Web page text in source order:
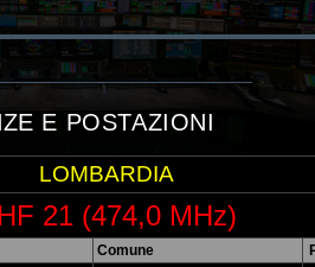
E POSTAZIONI
LOMBARDIA
21 (474,0 MHz)
Comune